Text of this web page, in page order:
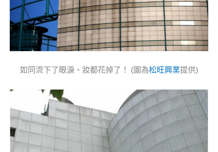
如同流下了眼淚、妝都花掉了！ (圖為松旺興業提供)